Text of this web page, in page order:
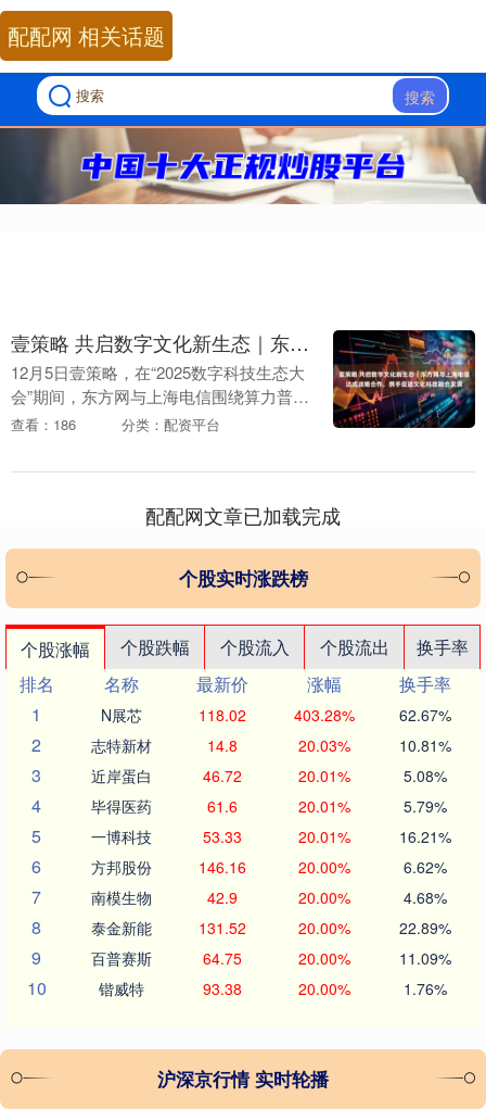
搜索
配配网 相关话题
壹策略 共启数字文化新生态｜东方网与上海电信达成战略合作，携手促进文化科技融合发展
12月5日壹策略，在“2025数字科技生态大
会”期间，东方网与上海电信围绕算力普惠
与人工智能融合发展达成重要共识，正式
议》，标志....
查看：186 分类：配资平台
配配网文章已加载完成
个股实时涨跌榜
个股涨幅 个股跌幅 个股流入 个股流出
换手率
排名
名称 最新价 涨幅
换手率
1
N展芯 118.02 403.28% 62.67%
2 志特新材 14.8 20.03% 10.81%
3 近岸蛋白 46.72 20.01% 5.08%
4 毕得医药 61.6 20.01% 5.79%
5 一博科技 53.33 20.01% 16.21%
6 方邦股份 146.16 20.00% 6.62%
7 南模生物 42.9 20.00% 4.68%
8 泰金新能 131.52 20.00% 22.89%
9 百普赛斯 64.75 20.00% 11.09%
10 锴威特 93.38 20.00% 1.76%
沪深京行情 实时轮播